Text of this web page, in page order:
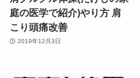
庭の医学で紹介)やり方 肩
こり頭痛改善
2019年12月3日